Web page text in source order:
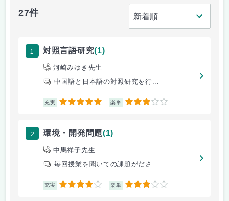
27件
1 対照言語研究(1)
河崎みゆき先生
中国語と日本語の対照研究を行...
充実 5 楽単 3
2 環境・開発問題(1)
中馬祥子先生
毎回授業を聞いての課題がださ...
充実 4 楽単 3